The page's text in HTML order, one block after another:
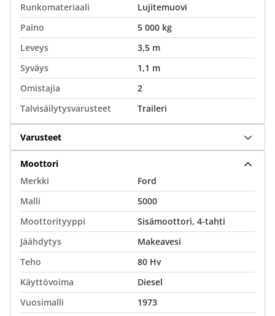
Runkomateriaali
Lujitemuovi
Paino
5 000 kg
Leveys
3,5 m
Syväys
1,1 m
Omistajia
2
Talvisäilytysvarusteet
Traileri
Varusteet
Moottori
Merkki
Ford
Malli
5000
Moottorityyppi
Sisämoottori, 4-tahti
Jäähdytys
Makeavesi
Teho
80 Hv
Käyttövoima
Diesel
Vuosimalli
1973